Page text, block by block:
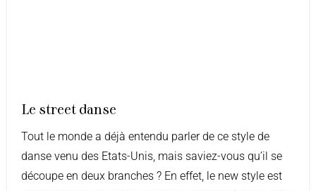
Le street danse
Tout le monde a déjà entendu parler de ce style de
danse venu des Etats-Unis, mais saviez-vous qu’il se
découpe en deux branches ? En effet, le new style est